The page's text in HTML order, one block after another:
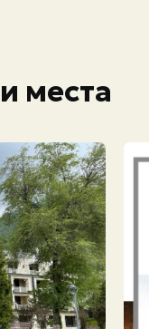
места